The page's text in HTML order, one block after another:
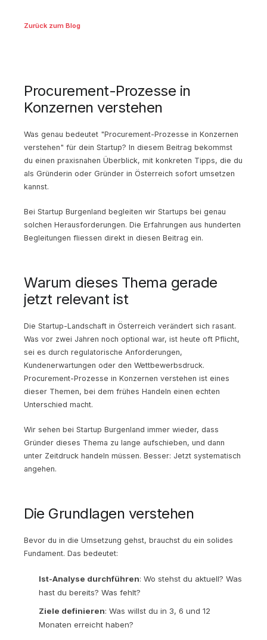
Zurück zum Blog
Procurement-Prozesse in
Konzernen verstehen
Was genau bedeutet "Procurement-Prozesse in Konzernen
verstehen" für dein Startup? In diesem Beitrag bekommst
du einen praxisnahen Überblick, mit konkreten Tipps, die du
als Gründerin oder Gründer in Österreich sofort umsetzen
kannst.
Bei Startup Burgenland begleiten wir Startups bei genau
solchen Herausforderungen. Die Erfahrungen aus hunderten
Begleitungen fliessen direkt in diesen Beitrag ein.
Warum dieses Thema gerade
jetzt relevant ist
Die Startup-Landschaft in Österreich verändert sich rasant.
Was vor zwei Jahren noch optional war, ist heute oft Pflicht,
sei es durch regulatorische Anforderungen,
Kundenerwartungen oder den Wettbewerbsdruck.
Procurement-Prozesse in Konzernen verstehen ist eines
dieser Themen, bei dem frühes Handeln einen echten
Unterschied macht.
Wir sehen bei Startup Burgenland immer wieder, dass
Gründer dieses Thema zu lange aufschieben, und dann
unter Zeitdruck handeln müssen. Besser: Jetzt systematisch
angehen.
Die Grundlagen verstehen
Bevor du in die Umsetzung gehst, brauchst du ein solides
Fundament. Das bedeutet:
Ist-Analyse durchführen: Wo stehst du aktuell? Was
hast du bereits? Was fehlt?
Ziele definieren: Was willst du in 3, 6 und 12
Monaten erreicht haben?